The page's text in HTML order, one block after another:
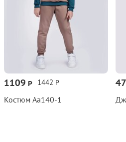
1442 Р
1109 Р
Костюм Аа140‑1